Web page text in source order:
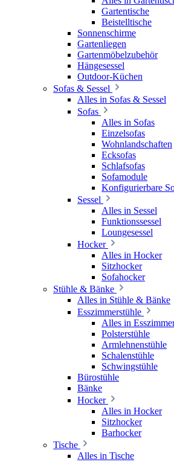
Gartentische
Beistelltische
Sonnenschirme
Gartenliegen
Gartenmöbelzubehör
Hängesessel
Outdoor-Küchen
Sofas & Sessel
Alles in Sofas & Sessel
Sofas
Alles in Sofas
Einzelsofas
Wohnlandschaften
Ecksofas
Schlafsofas
Sofamodule
Konfigurierbare
Sessel
Alles in Sessel
Funktionssessel
Loungesessel
Hocker
Alles in Hocker
Sitzhocker
Sofahocker
Stühle & Bänke
Alles in Stühle & Bänke
Esszimmerstühle
Alles in
Polsterstühle
Armlehnenstühle
Schalenstühle
Schwingstühle
Bürostühle
Bänke
Hocker
Alles in Hocker
Sitzhocker
Barhocker
Tische
Alles in Tische